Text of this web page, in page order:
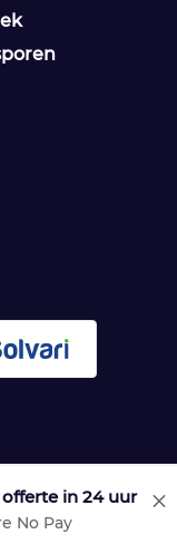
M
in 24 uur
No Pay